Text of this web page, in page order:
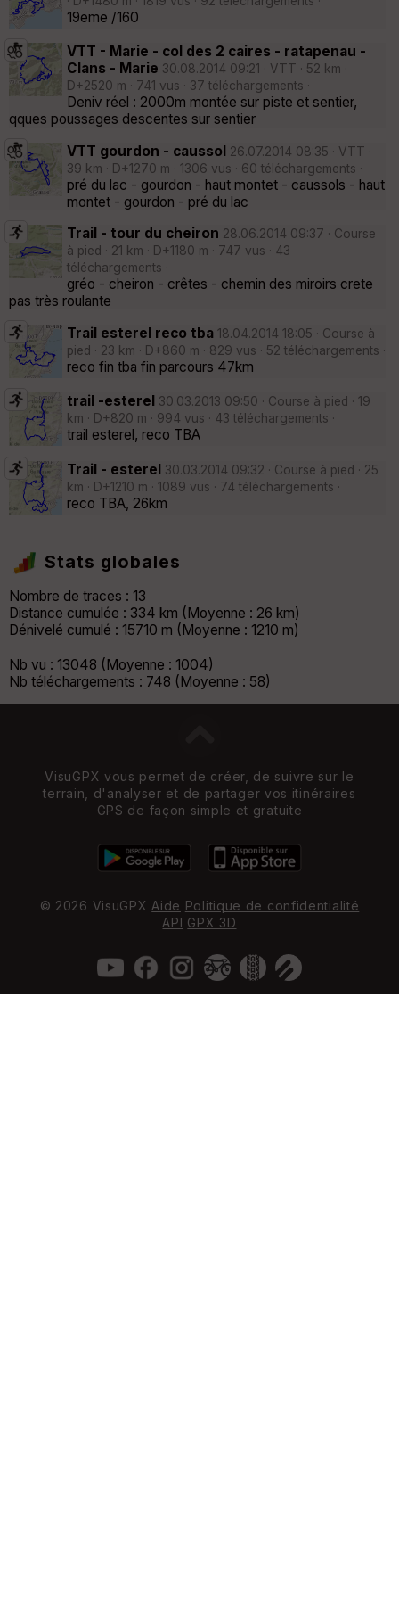
19eme /160
VTT - Marie - col des 2 caires - ratapenau -
Clans - Marie 30.08.2014 09:21 · VTT · 52 km ·
D+2520 m · 741 vus · 37 téléchargements ·
Deniv réel : 2000m montée sur piste et sentier,
qques poussages descentes sur sentier
VTT gourdon - caussol 26.07.2014 08:35 · VTT ·
39 km · D+1270 m · 1306 vus · 60 téléchargements ·
pré du lac - gourdon - haut montet - caussols - haut
montet - gourdon - pré du lac
Trail - tour du cheiron 28.06.2014 09:37 · Course
à pied · 21 km · D+1180 m · 747 vus · 43
téléchargements ·
gréo - cheiron - crêtes - chemin des miroirs crete
pas très roulante
Trail esterel reco tba 18.04.2014 18:05 · Course à
pied · 23 km · D+860 m · 829 vus · 52 téléchargements ·
reco fin tba fin parcours 47km
trail -esterel
30.03.2013 09:50 · Course à pied · 19
km · D+820 m · 994 vus · 43 téléchargements ·
trail esterel, reco TBA
Trail - esterel 30.03.2014 09:32 · Course à pied · 25
km · D+1210 m · 1089 vus · 74 téléchargements ·
reco TBA, 26km
Stats globales
Nombre de traces : 13
Distance cumulée : 334 km (Moyenne : 26 km)
Dénivelé cumulé : 15710 m (Moyenne : 1210 m)
Nb vu : 13048 (Moyenne : 1004)
Nb téléchargements : 748 (Moyenne : 58)
VisuGPX vous permet de créer, de suivre sur le
terrain, d'analyser et de partager vos itinéraires
GPS de façon simple et gratuite
© 2026 VisuGPX Aide Politique de confidentialité
API GPX 3D